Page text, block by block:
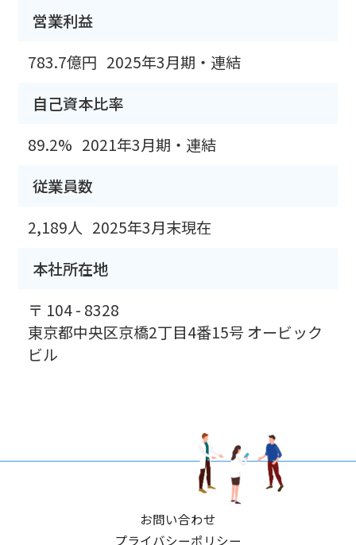
営業利益
783.7億円 2025年3月期・連結
自己資本比率
89.2% 2021年3月期・連結
従業員数
2,189人 2025年3月末現在
本社所在地
〒 104 - 8328
東京都中央区京橋2丁目4番15号 オービック
ビル
お問い合わせ
プライバシーポリシー